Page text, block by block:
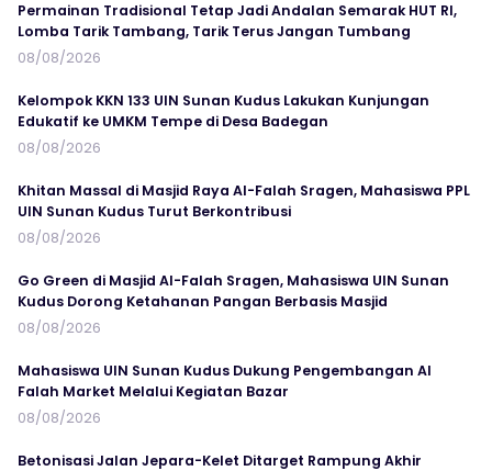
Permainan Tradisional Tetap Jadi Andalan Semarak HUT RI,
Lomba Tarik Tambang, Tarik Terus Jangan Tumbang
08/08/2026
Kelompok KKN 133 UIN Sunan Kudus Lakukan Kunjungan
Edukatif ke UMKM Tempe di Desa Badegan
08/08/2026
Khitan Massal di Masjid Raya Al-Falah Sragen, Mahasiswa PPL
UIN Sunan Kudus Turut Berkontribusi
08/08/2026
Go Green di Masjid Al-Falah Sragen, Mahasiswa UIN Sunan
Kudus Dorong Ketahanan Pangan Berbasis Masjid
08/08/2026
Mahasiswa UIN Sunan Kudus Dukung Pengembangan Al
Falah Market Melalui Kegiatan Bazar
08/08/2026
Betonisasi Jalan Jepara-Kelet Ditarget Rampung Akhir